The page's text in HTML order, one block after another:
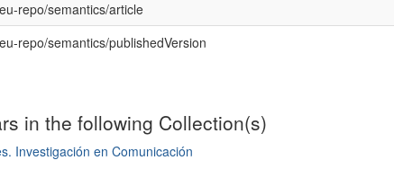
repo/semantics/article
repo/semantics/publishedVersion
in the following Collection(s)
Investigación en Comunicación